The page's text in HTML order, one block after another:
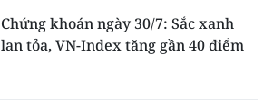
Chứng khoán ngày 30/7: Sắc xanh
lan tỏa, VN-Index tăng gần 40 điểm